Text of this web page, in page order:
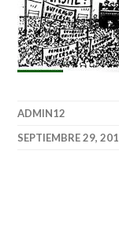
ADMIN12
SEPTIEMBRE 29,